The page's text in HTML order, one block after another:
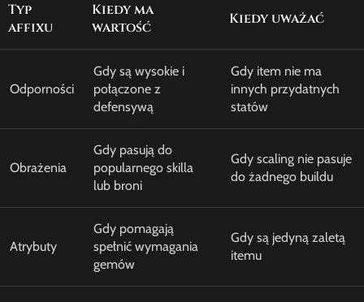
Typ
affixu
Kiedy ma
wartość
Kiedy uważać
Odporności
Gdy są wysokie i
połączone z
defensywą
Gdy item nie ma
innych przydatnych
statów
Obrażenia
Gdy pasują do
popularnego skilla
lub broni
Gdy scaling nie pasuje
do żadnego buildu
Atrybuty
Gdy pomagają
spełnić wymagania
gemów
Gdy są jedyną zaletą
itemu